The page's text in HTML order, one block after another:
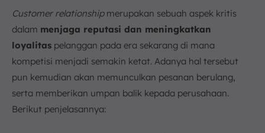
Customer relationshipmerupakan sebuah aspek kritis
dalam menjaga reputasi dan meningkatkan
loyalitas pelanggan pada era sekarang di mana
kompetisi menjadi semakin ketat. Adanya hal tersebut
pun kemudian akan memunculkan pesanan berulang,
serta memberikan umpan balik kepada perusahaan.
Berikut penjelasannya: